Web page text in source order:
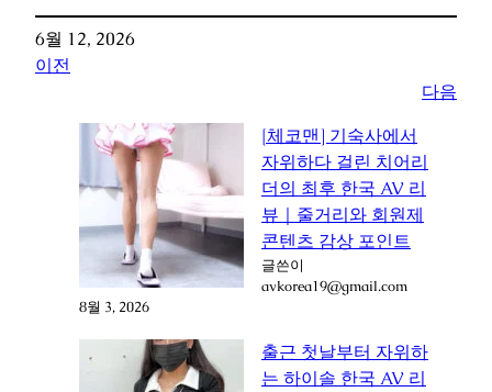
6월 12, 2026
이전
다음
[체코맨] 기숙사에서
자위하다 걸린 치어리
더의 최후 한국 AV 리
뷰｜줄거리와 회원제
콘텐츠 감상 포인트
글쓴이
avkorea19@gmail.com
8월 3, 2026
출근 첫날부터 자위하
는 하이솔 한국 AV 리